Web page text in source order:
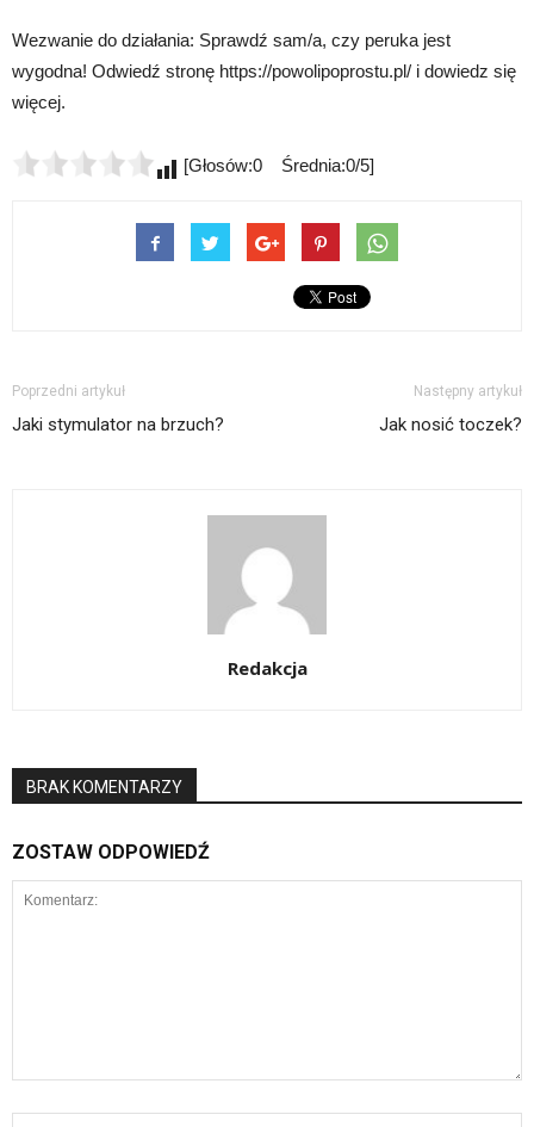
Wezwanie do działania: Sprawdź sam/a, czy peruka jest
wygodna! Odwiedź stronę https://powolipoprostu.pl/ i dowiedz się
więcej.
[Głosów:0 Średnia:0/5]
Poprzedni artykuł
Jaki stymulator na brzuch?
Następny artykuł
Jak nosić toczek?
Redakcja
BRAK KOMENTARZY
ZOSTAW ODPOWIEDŹ